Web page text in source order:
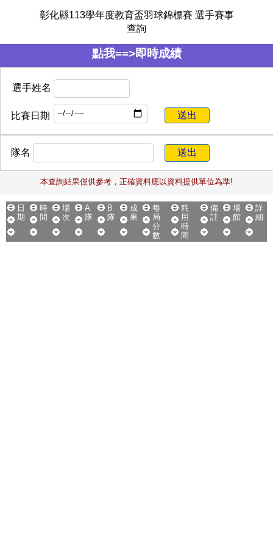
彰化縣113學年度教育盃羽球錦標賽 選手賽事
查詢
點我==>即時成績
選手姓名
比賽日期
隊名
本查詢結果僅供參考，正確資料應以資料提供單位為準!
日
期
時
間
場
次
A
隊
B
隊
成
果
每
局
分
數
耗
用
時
間
備
註
場
館
詳
細